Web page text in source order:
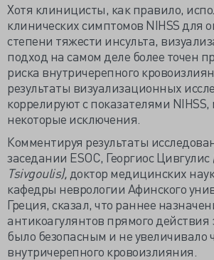
Хотя клиницисты, как правило,
клинических симптомов NIHSS для
степени тяжести инсульта,
подход на самом деле более точен
риска внутричерепного
результаты визуализационных
коррелируют с показателями NIHSS,
некоторые исключения.
Комментируя результаты
заседании ESOC, Георгиос Цивгулис
Tsivgoulis), доктор медицинских
кафедры неврологии Афинского
Греция, сказал, что раннее
антикоагулянтов прямого
было безопасным и не увеличивало
внутричерепного кровоизлияния.